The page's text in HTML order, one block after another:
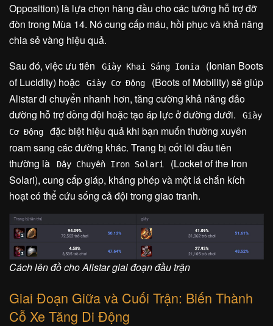
Opposition) là lựa chọn hàng đầu cho các tướng hỗ trợ đỡ
đòn trong Mùa 14. Nó cung cấp máu, hồi phục và khả năng
chia sẻ vàng hiệu quả.
Sau đó, việc ưu tiên
Giày Khai Sáng Ionia
(Ionian Boots
of Lucidity) hoặc
Giày Cơ Động
(Boots of Mobility) sẽ giúp
Alistar di chuyển nhanh hơn, tăng cường khả năng đảo
đường hỗ trợ đồng đội hoặc tạo áp lực ở đường dưới.
Giày
Cơ Động
đặc biệt hiệu quả khi bạn muốn thường xuyên
roam sang các đường khác. Trang bị cốt lõi đầu tiên
thường là
Dây Chuyền Iron Solari
(Locket of the Iron
Solari), cung cấp giáp, kháng phép và một lá chắn kích
hoạt có thể cứu sống cả đội trong giao tranh.
Cách lên đồ cho Alistar giai đoạn đầu trận
Giai Đoạn Giữa và Cuối Trận: Biến Thành
Cỗ Xe Tăng Di Động